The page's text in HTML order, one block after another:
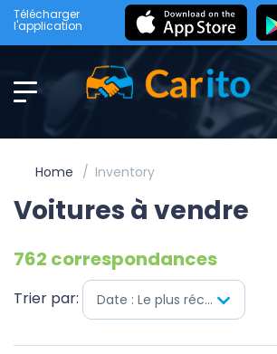
Télécharger
l'application
Home Inventory
Voitures à vendre
762 correspondances
Trier par: Date : Le plus récent en premier